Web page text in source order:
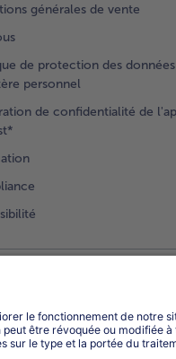
générales de vente
de protection des
personnel
de confidentialité de